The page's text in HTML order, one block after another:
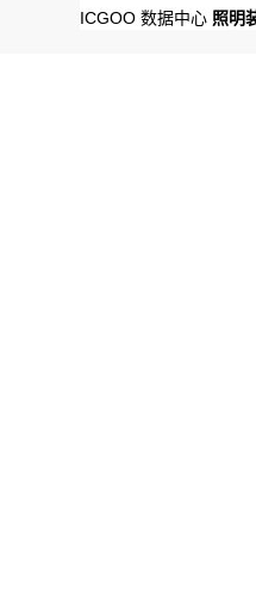
ICGOO 数据中心 照明